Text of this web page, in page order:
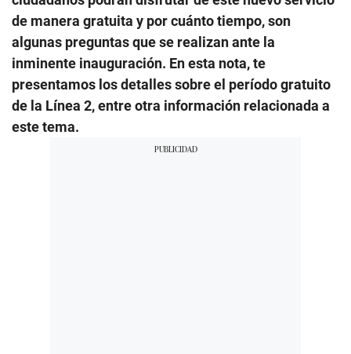
de manera gratuita y por cuánto tiempo, son
algunas preguntas que se realizan ante la
inminente inauguración. En esta nota, te
presentamos los detalles sobre el período gratuito
de la Línea 2, entre otra información relacionada a
este tema.